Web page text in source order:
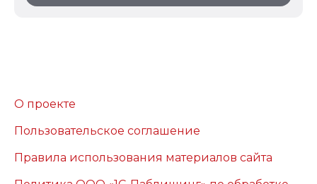
О проекте
Пользовательское соглашение
Правила использования материалов сайта